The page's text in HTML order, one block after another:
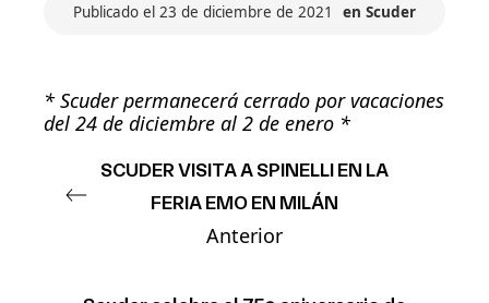
Publicado el 23 de diciembre de 2021 en Scuder
* Scuder permanecerá cerrado por vacaciones
del 24 de diciembre al 2 de enero *
SCUDER VISITA A SPINELLI EN LA
FERIA EMO EN MILÁN
Anterior